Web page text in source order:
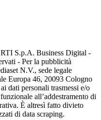
RTI S.p.A. Business Digital -
- Per la pubblicità
N.V., sede legale
Europa 46, 20093 Cologno
dati personali trasmessi e/o
all’addestramento di
È altresì fatto divieto
di data scraping.